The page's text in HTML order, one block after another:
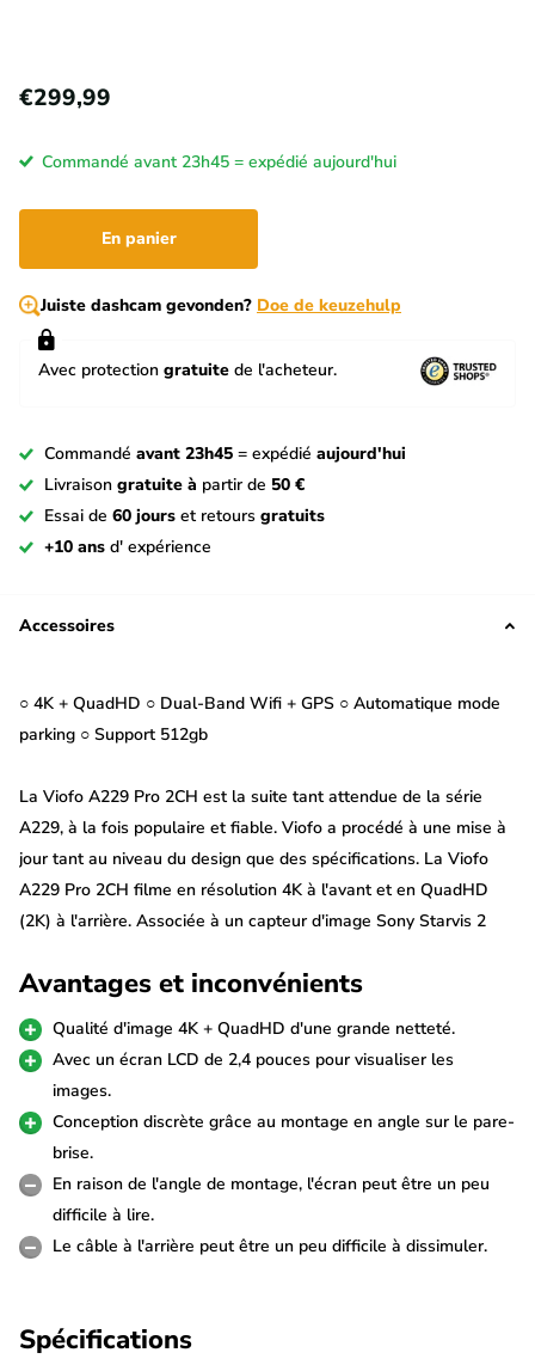
€299,99
Commandé avant 23h45 = expédié aujourd'hui
En panier
Juiste dashcam gevonden? Doe de keuzehulp
Avec protection gratuite de l'acheteur.
Commandé avant 23h45 = expédié aujourd'hui
Livraison gratuite à partir de 50 €
Essai de 60 jours et retours gratuits
+10 ans d' expérience
Accessoires
○ 4K + QuadHD ○ Dual-Band Wifi + GPS ○ Automatique mode
parking ○ Support 512gb
La Viofo A229 Pro 2CH est la suite tant attendue de la série
A229, à la fois populaire et fiable. Viofo a procédé à une mise à
jour tant au niveau du design que des spécifications. La Viofo
A229 Pro 2CH filme en résolution 4K à l'avant et en QuadHD
(2K) à l'arrière. Associée à un capteur d'image Sony Starvis 2
exceptionnelle, tant à l'avant qu'à l'arrière et dans toutes les
conditions.
Enregistrement double 4K + Quad HD
La Viofo A229 Pro 2CH étant équipée de deux caméras, elle
permet d'enregistrer à la fois à l'avant et à l'arrière du véhicule.
La Viofo A229 Pro 2CH filme en résolution 4K à l'avant et en
QuadHD (2K) à l'arrière. La caméra arrière est reliée à la
caméra avant à l'aide d'un long câble de 6 mètres fourni. Les
s'affiche sur un quart de l'écran via la fonction PiP (Picture in
Avantages et inconvénients
Qualité d'image 4K + QuadHD d'une grande netteté.
Avec un écran LCD de 2,4 pouces pour visualiser les
images.
Conception discrète grâce au montage en angle sur le pare-
brise.
En raison de l'angle de montage, l'écran peut être un peu
difficile à lire.
Le câble à l'arrière peut être un peu difficile à dissimuler.
Spécifications